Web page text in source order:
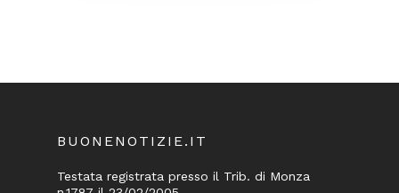
BUONENOTIZIE.IT
Testata registrata presso il Trib. di Monza